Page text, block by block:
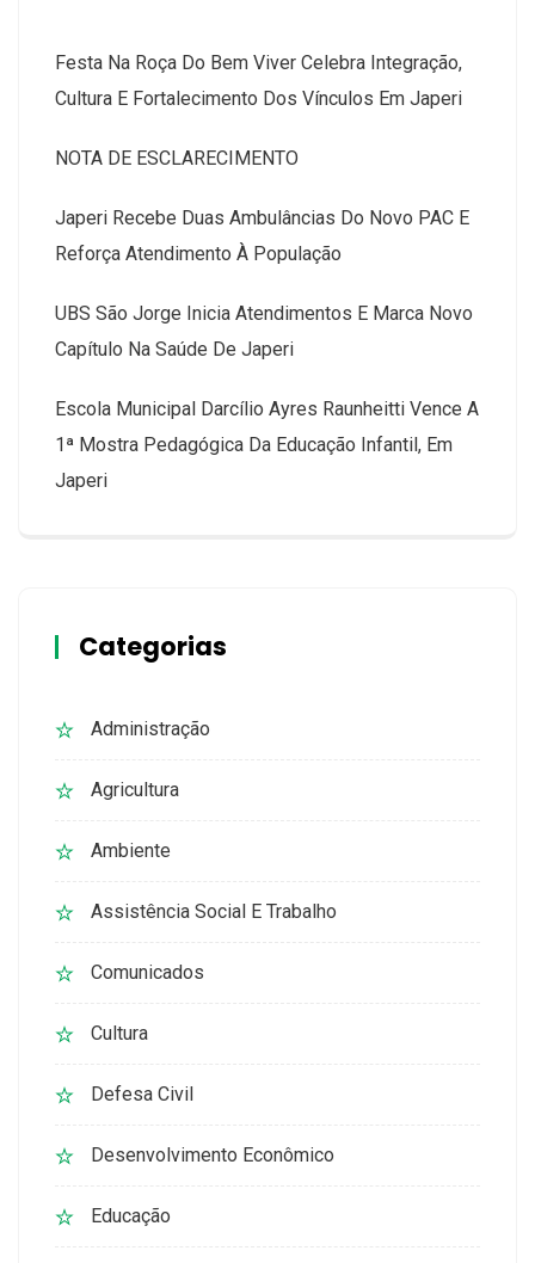
Festa Na Roça Do Bem Viver Celebra Integração,
Cultura E Fortalecimento Dos Vínculos Em Japeri
NOTA DE ESCLARECIMENTO
Japeri Recebe Duas Ambulâncias Do Novo PAC E
Reforça Atendimento À População
UBS São Jorge Inicia Atendimentos E Marca Novo
Capítulo Na Saúde De Japeri
Escola Municipal Darcílio Ayres Raunheitti Vence A
1ª Mostra Pedagógica Da Educação Infantil, Em
Japeri
Categorias
Administração
Agricultura
Ambiente
Assistência Social E Trabalho
Comunicados
Cultura
Defesa Civil
Desenvolvimento Econômico
Educação